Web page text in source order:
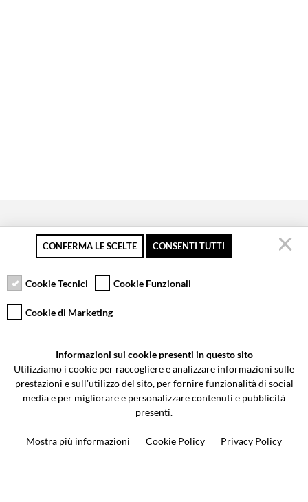
Pagamento sicuro
Resi gratuiti fino a 30
Servizio clienti
Via Galileo Galilei 5 | Verano Brianza (MB) 20843 | ITALY
0362-805407-info@valtermoto.com
CONFERMA LE SCELTE CONSENTI TUTTI
Cookie Tecnici Cookie Funzionali
Cookie di Marketing
Informazioni sui cookie presenti in questo sito
Utilizziamo i cookie per raccogliere e analizzare informazioni sulle
prestazioni e sull'utilizzo del sito, per fornire funzionalità di social
media e per migliorare e personalizzare contenuti e pubblicità
presenti.
Mostra più informazioni Cookie Policy Privacy Policy